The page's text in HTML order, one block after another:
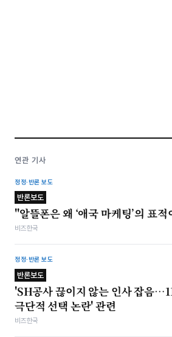
연관 기사
정정·반론 보도
반론보도
"알뜰폰은 왜 ‘애국 마케팅’의 표
비즈한국
정정·반론 보도
반론보도
'SH공사 끊이지 않는 인사 잡음
극단적 선택 논란' 관련
비즈한국